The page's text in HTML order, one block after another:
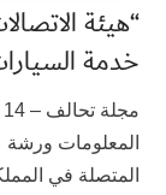
“هيئة
خدمة
المعلومات